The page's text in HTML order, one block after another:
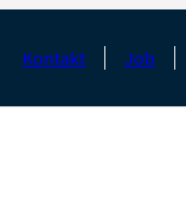
Kontakt Job